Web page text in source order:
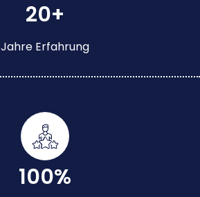
20+
Jahre Erfahrung
100%